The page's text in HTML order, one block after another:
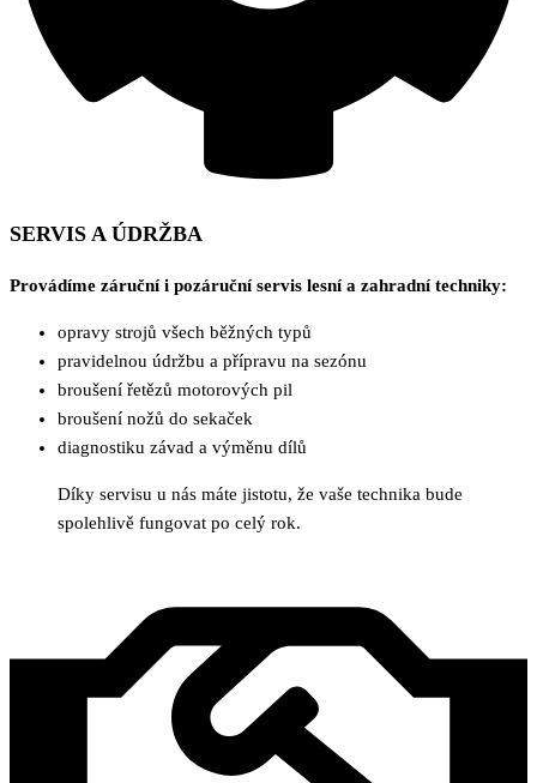
SERVIS A ÚDRŽBA
Provádíme záruční i pozáruční servis lesní a zahradní techniky:
opravy strojů všech běžných typů
pravidelnou údržbu a přípravu na sezónu
broušení řetězů motorových pil
broušení nožů do sekaček
diagnostiku závad a výměnu dílů
Díky servisu u nás máte jistotu, že vaše technika bude
spolehlivě fungovat po celý rok.